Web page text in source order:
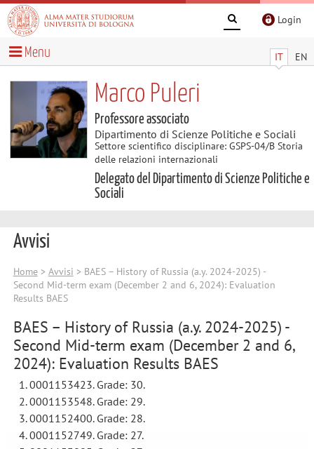
Login
IT EN
Menu
Marco Puleri
Professore associato
Dipartimento di Scienze Politiche e Sociali
Settore scientifico disciplinare: GSPS-04/B Storia
delle relazioni internazionali
Delegato del Dipartimento di Scienze Politiche e
Sociali
Avvisi
Home> Avvisi > BAES – History of Russia (a.y. 2024-2025) -
Second Mid-term exam (December 2 and 6, 2024): Evaluation
Results BAES
BAES – History of Russia (a.y. 2024-2025) -
Second Mid-term exam (December 2 and 6,
2024): Evaluation Results BAES
0001153423. Grade: 30.
0001153548. Grade: 29.
0001152400. Grade: 28.
0001152749. Grade: 27.